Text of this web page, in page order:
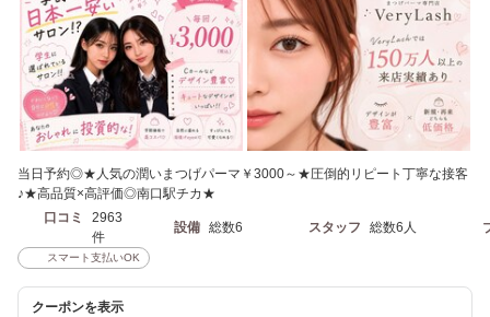
当日予約◎★人気の潤いまつげパーマ￥3000～★圧倒的リピート丁寧な接客
♪★高品質×高評価◎南口駅チカ★
口コミ
2963
件
設備 総数6 スタッフ 総数6人
スマート支払いOK
クーポンを表示